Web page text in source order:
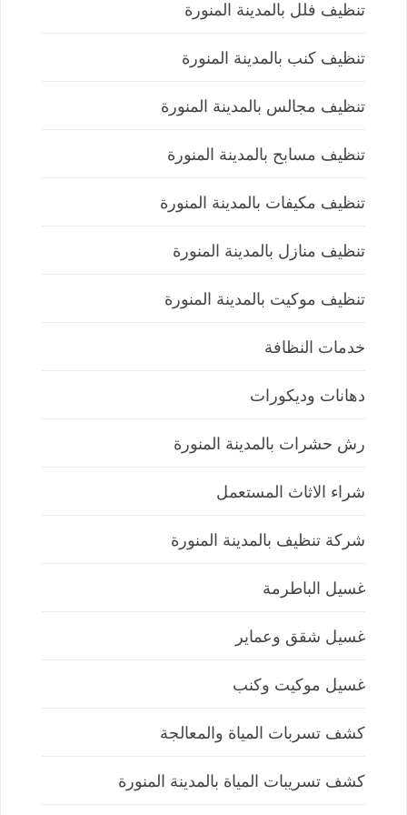
تنظيف فلل بالمدينة المنورة
تنظيف كنب بالمدينة المنورة
تنظيف مجالس بالمدينة المنورة
تنظيف مسابح بالمدينة المنورة
تنظيف مكيفات بالمدينة المنورة
تنظيف منازل بالمدينة المنورة
تنظيف موكيت بالمدينة المنورة
خدمات النظافة
دهانات وديكورات
رش حشرات بالمدينة المنورة
شراء الاثاث المستعمل
شركة تنظيف بالمدينة المنورة
غسيل الباطرمة
غسيل شقق وعماير
غسيل موكيت وكنب
كشف تسربات المياة والمعالجة
كشف تسريبات المياة بالمدينة المنورة